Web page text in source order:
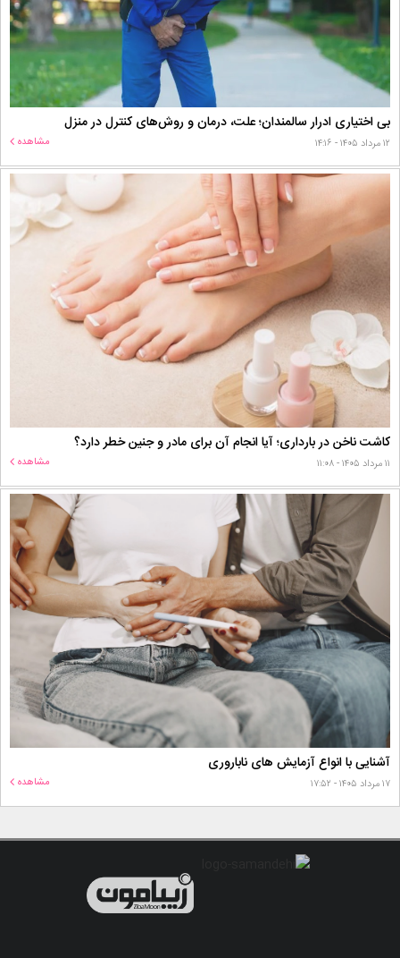
بی اختیاری ادرار سالمندان؛ علت، درمان و روش‌های کنترل در منزل
۱۲ مرداد ۱۴۰۵ - ۱۴:۱۶ مشاهده
کاشت ناخن در بارداری؛ آیا انجام آن برای مادر و جنین خطر دارد؟
۱۱ مرداد ۱۴۰۵ - ۱۱:۰۸ مشاهده
آشنایی با انواع آزمایش های ناباروری
۱۷ مرداد ۱۴۰۵ - ۱۷:۵۲ مشاهده